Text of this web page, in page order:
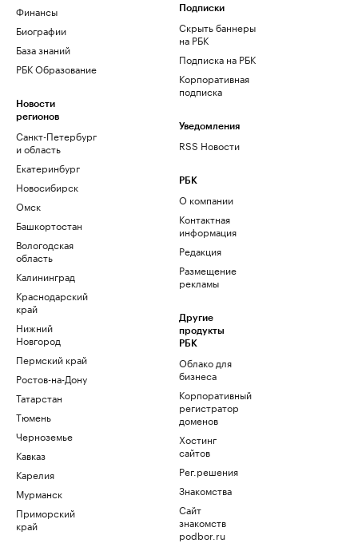
Финансы
Биографии
База знаний
РБК Образование
Новости
регионов
Санкт-Петербург
и область
Екатеринбург
Новосибирск
Омск
Башкортостан
Вологодская
область
Калининград
Краснодарский
край
Нижний
Новгород
Пермский край
Ростов-на-Дону
Татарстан
Тюмень
Черноземье
Кавказ
Карелия
Мурманск
Приморский
край
Подписки
Скрыть баннеры
на РБК
Подписка на РБК
Корпоративная
подписка
Уведомления
RSS Новости
РБК
О компании
Контактная
информация
Редакция
Размещение
рекламы
Другие
продукты
РБК
Облако для
бизнеса
Корпоративный
регистратор
доменов
Хостинг
сайтов
Рег.решения
Знакомства
Сайт
знакомств
podbor.ru